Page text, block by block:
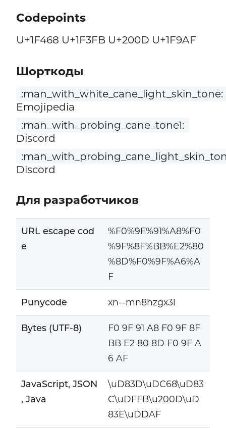
Codepoints
U+1F468 U+1F3FB U+200D U+1F9AF
Шорткоды
:man_with_white_cane_light_skin_tone:
Emojipedia
:man_with_probing_cane_tone1:
Discord
Discord
Для разработчиков
URL escape cod
e
%F0%9F%91%A8%F0
%9F%8F%BB%E2%80
%8D%F0%9F%A6%A
F
Punycode xn--mn8hzgx3l
Bytes (UTF-8)
F0 9F 91 A8 F0 9F 8F
BB E2 80 8D F0 9F A
6 AF
JavaScript, JSON
, Java
\uD83D\uDC68\uD83
C\uDFFB\u200D\uD
83E\uDDAF